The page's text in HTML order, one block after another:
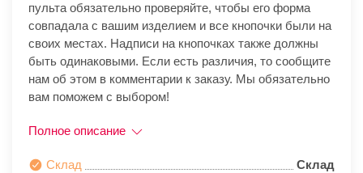
пульта обязательно проверяйте, чтобы его форма
совпадала с вашим изделием и все кнопочки были на
своих местах. Надписи на кнопочках также должны
быть одинаковыми. Если есть различия, то сообщите
нам об этом в комментарии к заказу. Мы обязательно
вам поможем с выбором!
Полное описание
Склад Склад